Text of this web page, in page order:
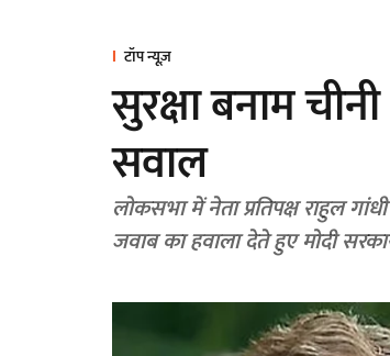
टॉप न्यूज़
सुरक्षा बनाम
सवाल
लोकसभा में नेता प्रतिपक्ष राहुल
जवाब का हवाला देते हुए मोदी